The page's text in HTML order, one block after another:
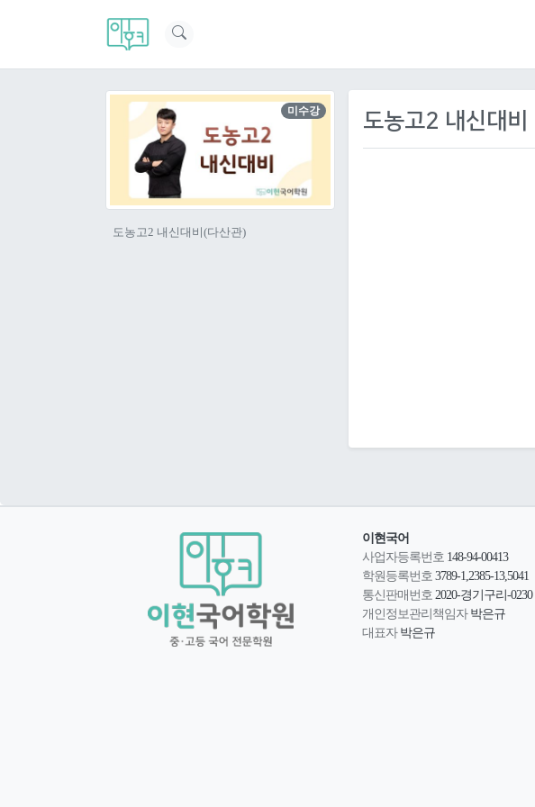
미수강
도농고2 내신대비(다산관)
도농고2 내신대비
이현국어
사업자등록번호 148-94-00413
학원등록번호3789-1,2385-13,5041
통신판매번호 2020-경기구리-0230
개인정보관리책임자박은규
대표자박은규